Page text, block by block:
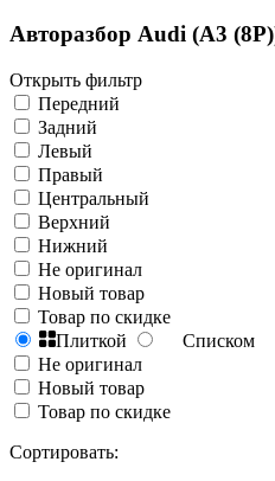
Авторазбор Audi (A3
Открыть фильтр
Передний
Задний
Левый
Правый
Центральный
Верхний
Нижний
Не оригинал
Новый товар
Товар по скидке
Плиткой
Списком
Не оригинал
Новый товар
Товар по скидке
Сортировать: